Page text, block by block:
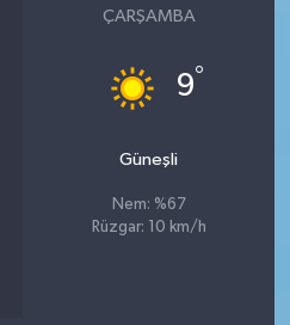
ÇARŞAMBA
9°
Güneşli
Nem: %67
Rüzgar: 10 km/h